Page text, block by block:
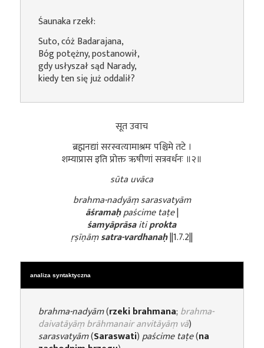
Śaunaka rzekł:
Suto, cóż Badarajana,
Bóg potężny, postanowił,
gdy usłyszał sąd Narady,
kiedy ten się już oddalił?
सूत उवाच
ब्रह्मनद्यां सरस्वत्यामाश्रमः पश्चिमे तटे ।
शम्याप्रास इति प्रोक्त ऋषीणां सत्रवर्धनः ॥२॥
sūta uvāca
brahma-nadyāṃ sarasvatyām
āśramaḥpaścime taṭe|
śamyāprāsaitiprokta
ṛṣīṇāṃsatra-vardhanaḥ||1.7.2||
analiza syntaktyczna
brahma-nadyām(rzeki brahmana; brahma-
daivatāyāṃ brāhmanair anvitāyāṃ vā)
sarasvatyām(Saraswati)paścime taṭe(na